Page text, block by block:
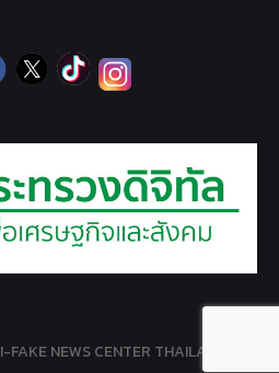
NEWS CENTER THAILAND